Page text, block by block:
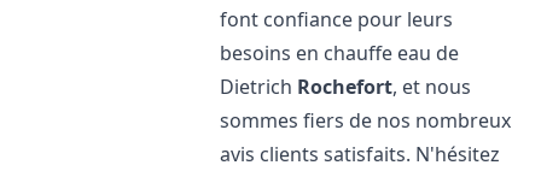
font confiance pour leurs
besoins en chauffe eau de
Dietrich Rochefort, et nous
sommes fiers de nos nombreux
avis clients satisfaits. N'hésitez